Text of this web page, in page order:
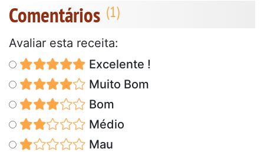
Comentários
Avaliar esta receita:
Excelente !
Muito Bom
Bom
Médio
Mau